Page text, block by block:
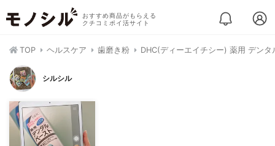
おすすめ商品がもらえる
クチコミポイ活サイト
TOP ヘルスケア 歯磨き粉 DHC(ディーエイチシー) 薬用 デンタ
シルシル